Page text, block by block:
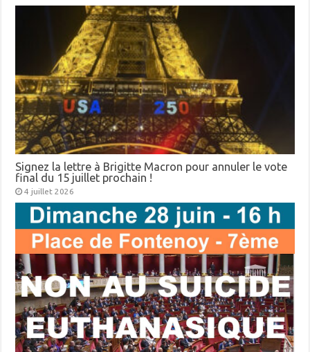
Signez la lettre à Brigitte Macron pour annuler le vote
final du 15 juillet prochain !
4 juillet 2026